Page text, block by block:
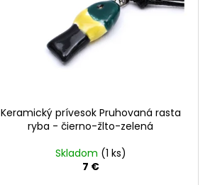
Keramický prívesok Pruhovaná rasta
ryba - čierno-žlto-zelená
Skladom (1 ks)
7 €